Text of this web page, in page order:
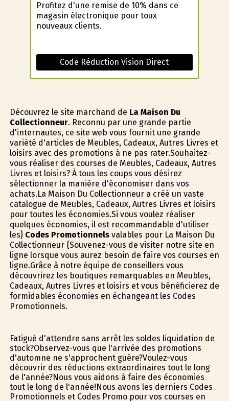
Profitez d'une remise de 10% dans ce
magasin électronique pour toux
nouveaux clients.
Code Réduction Vision Direct
Découvrez le site marchand de La Maison Du
Collectionneur. Reconnu par une grande partie
d'internautes, ce site web vous fournit une grande
variété d'articles de Meubles, Cadeaux, Autres Livres et
loisirs avec des promotions à ne pas rater.Souhaitez-
vous réaliser des courses de Meubles, Cadeaux, Autres
Livres et loisirs? À tous les coups vous désirez
sélectionner la manière d'économiser dans vos
achats.La Maison Du Collectionneur a créé un vaste
catalogue de Meubles, Cadeaux, Autres Livres et loisirs
pour toutes les économies.Si vous voulez réaliser
quelques économies, il est recommandable d'utiliser
les} Codes Promotionnelsvalables pour La Maison Du
Collectionneur {Souvenez-vous de visiter notre site en
ligne lorsque vous aurez besoin de faire vos courses en
ligne.Grâce à notre équipe de conseillers vous
découvrirez les boutiques remarquables en Meubles,
Cadeaux, Autres Livres et loisirs et vous bénéficierez de
formidables économies en échangeant les Codes
Promotionnels.
Fatigué d'attendre sans arrêt les soldes liquidation de
stock?Observez-vous que l'arrivée des promotions
d'automne ne s'approchent guère?Voulez-vous
découvrir des réductions extraordinaires tout le long
de l'année?Nous vous aidons à faire des économies
tout le long de l'année!Nous avons les derniers Codes
Promotionnels et Codes Promo pour vos courses en